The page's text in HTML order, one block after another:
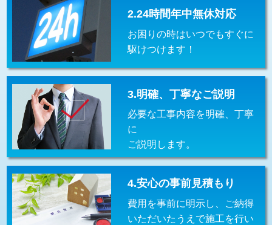
交換・取付(混合水栓（壁付・デッキ
式・ワンホール）)
16,500円+材料費
交換・取付(排水栓・排水トラップ
（P/S/ポップアップ））
22,000円+材料費
交換・取付（その他部品） 11,000円+材料費
持込商品取付（単水栓） 13,200円
持込商品取付（混合水栓） 16,500円
持込商品取付（浄水器・分岐水栓） 16,500円
給水管工事※（ホール加工) 16,500円
給水管工事※（バンド止め) 3,300円
2.24時間年中無休対応
お困りの時はいつでもすぐに
駆けつけます！
3.明確、丁寧なご説明
必要な工事内容を明確、丁寧
に
ご説明します。
4.安心の事前見積もり
費用を事前に明示し、ご納得
いただいたうえで施工を行い